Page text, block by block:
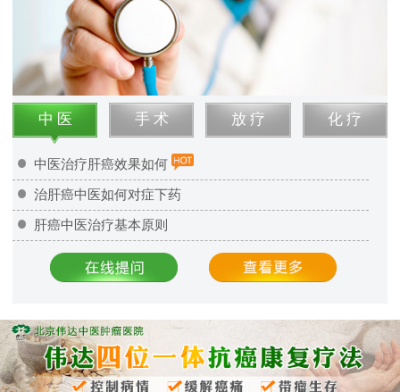
中 医 手 术 放 疗 化 疗
中医治疗肝癌效果如何
治肝癌中医如何对症下药
肝癌中医治疗基本原则